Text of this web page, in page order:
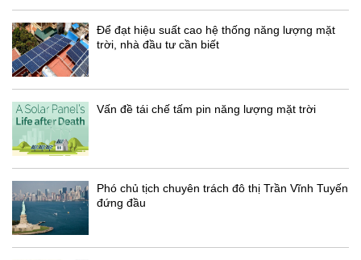
Để đạt hiệu suất cao hệ thống năng lượng mặt
trời, nhà đầu tư cần biết
Vấn đề tái chế tấm pin năng lượng mặt trời
Phó chủ tịch chuyên trách đô thị Trần Vĩnh Tuyến
đứng đầu